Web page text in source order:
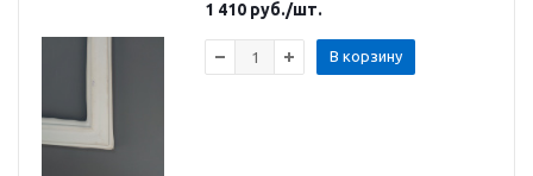
1 410 руб./шт.
В корзину